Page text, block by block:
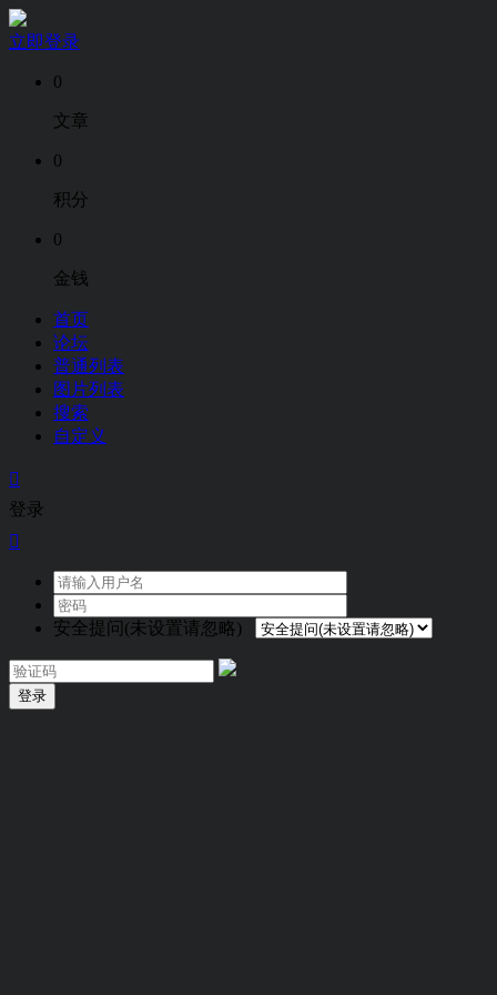
立即登录
0
文章
0
积分
0
金钱
首页
论坛
普通列表
图片列表
搜索
自定义

登录

安全提问(未设置请忽略)
登录